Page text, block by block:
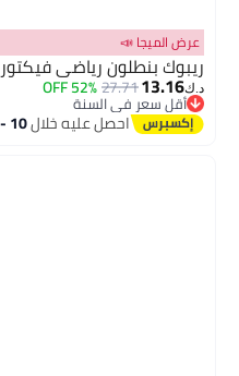
عرض الميجا 📣
ريبوك بنطلون رياضي فيكتور
د.ك‏13.16
27.71
52% OFF
أقل سعر في السنة
أقل سعر في السنة
احصل عليه خلال10 - 11 اغسطس